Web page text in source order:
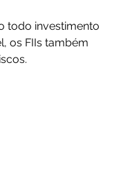
todo investimento
os FIIs também